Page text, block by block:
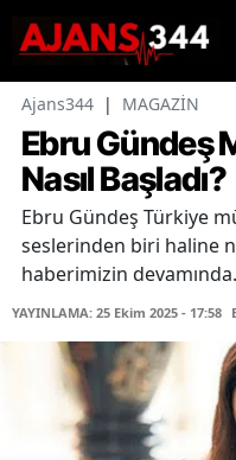
Ajans344 | MAGAZİN
Ebru Gündeş
Nasıl Başladı?
Ebru Gündeş Türkiye
seslerinden biri haline
haberimizin
YAYINLAMA: 25 Ekim 2025 - 17:58